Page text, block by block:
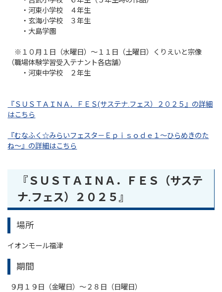
・河東小学校 ４年生
・玄海小学校 ３年生
・大島学園
※１０月１日（水曜日）～１１日（土曜日）くりえいと宗像
（職場体験学習受入テナント各店舗）
・河東中学校 ２年生
『ＳＵＳＴＡＩＮＡ．ＦＥＳ(サステナ.フェス）２０２５』の詳細
はこちら
『むなふく☆みらいフェスタ－Ｅｐｉｓｏｄｅ１～ひらめきのた
ね～』の詳細はこちら
『ＳＵＳＴＡＩＮＡ．ＦＥＳ（サステ
ナ.フェス）２０２５』
場所
イオンモール福津
期間
９月１９日（金曜日）～２８日（日曜日）